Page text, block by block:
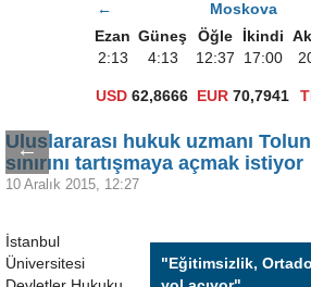
←
Moskova
Ezan Güneş Öğle İkindi
2:13
4:13 12:37 17:00
USD 62,8666 EUR 70,7941
←
Uluslararası hukuk uzmanı
sınırını tartışmaya açmak istiyor
10 Aralık 2015, 12:27
"Eğitimsizlik,
İstanbul
Üniversitesi